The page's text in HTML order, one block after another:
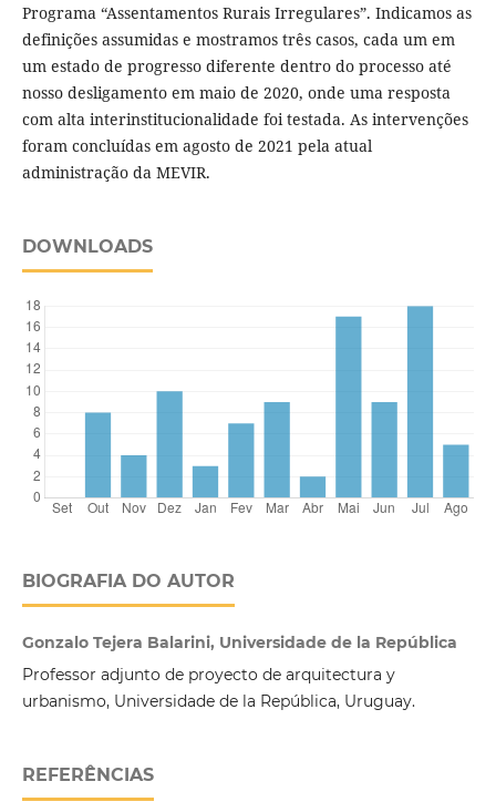
Programa “Assentamentos Rurais Irregulares”. Indicamos as
definições assumidas e mostramos três casos, cada um em
um estado de progresso diferente dentro do processo até
nosso desligamento em maio de 2020, onde uma resposta
com alta interinstitucionalidade foi testada. As intervenções
foram concluídas em agosto de 2021 pela atual
administração da MEVIR.
DOWNLOADS
BIOGRAFIA DO AUTOR
Gonzalo Tejera Balarini, Universidade de la República
Professor adjunto de proyecto de arquitectura y
urbanismo, Universidade de la República, Uruguay.
REFERÊNCIAS